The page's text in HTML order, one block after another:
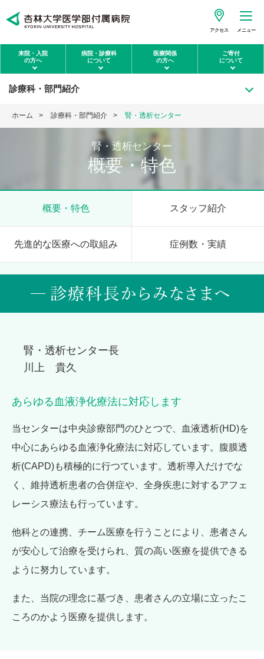
アクセス メニュー
来院・入院
の方へ
病院・診療科
について
医療関係
の方へ
ご寄付
について
診療科・部門紹介
ホーム 診療科・部門紹介 腎・透析センター
腎・透析センター
概要・特色
概要・特色 スタッフ紹介
先進的な医療への取組み 症例数・実績
腎・透析センター長
川上 貴久
あらゆる血液浄化療法に対応します
当センターは中央診療部門のひとつで、血液透析(HD)を
中心にあらゆる血液浄化療法に対応しています。腹膜透
析(CAPD)も積極的に行つています。透析導入だけでな
く、維持透析患者の合併症や、全身疾患に対するアフェ
レーシス療法も行っています。
他科との連携、チーム医療を行うことにより、患者さん
が安心して治療を受けられ、質の高い医療を提供できる
ように努力しています。
また、当院の理念に基づき、患者さんの立場に立ったこ
ころのかよう医療を提供します。